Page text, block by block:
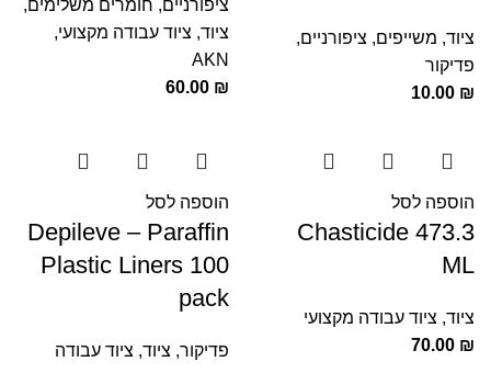
ציוד, משייפים, ציפורניים,
פדיקור
10.00 ₪
ציפורניים, חומרים משלימים,
ציוד, ציוד עבודה מקצועי,
AKN
60.00 ₪
הוספה לסל
Chasticide 473.3
ML
ציוד, ציוד עבודה מקצועי
70.00 ₪
הוספה לסל
Depileve – Paraffin
Plastic Liners 100
pack
פדיקור, ציוד, ציוד עבודה